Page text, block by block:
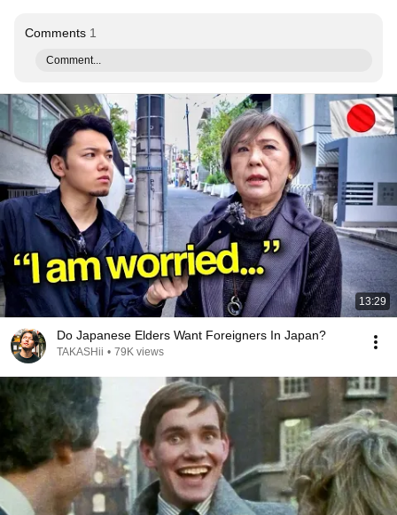
Comments 1
Comment...
13:29
Do Japanese Elders Want Foreigners In Japan?
TAKASHii • 79K views